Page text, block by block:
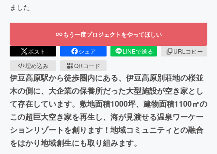
ました
もう一度プロジェクトをやってほしい
ポスト シェア LINEで送る
URLコピー
埋め込み
QRコード
伊豆高原駅から徒歩圏内にある、伊豆高原別荘地の桜並
木の側に、大企業の保養所だった大型施設が空き家とし
て存在しています。敷地面積1000坪、建物面積1100㎡の
この超巨大空き家を再生し、海が見渡せる温泉ワーケー
ションリゾートを創ります！地域コミュニティとの融合
をはかり地域創生にも取り組みます。